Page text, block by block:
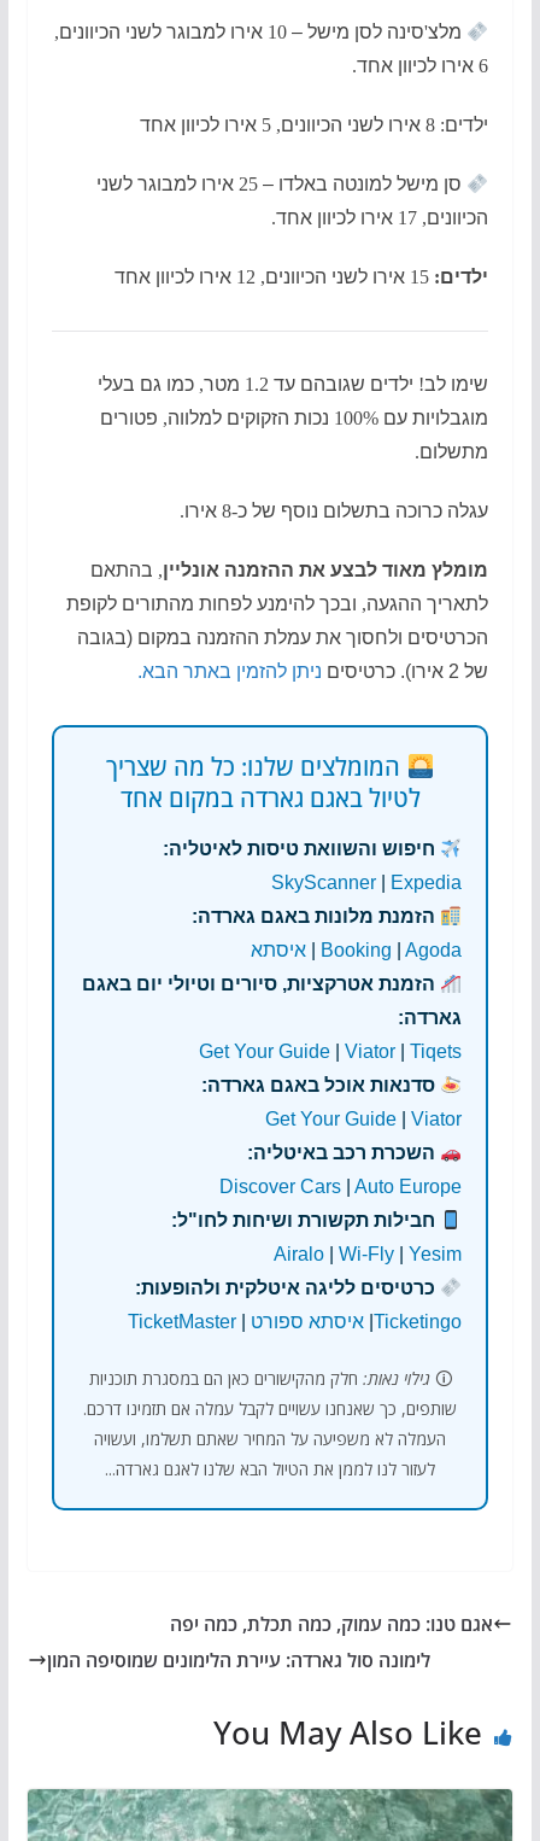
מלצ'סינה לסן מישל – 10 אירו למבוגר לשני הכיוונים,
6 אירו לכיוון אחד.
ילדים: 8 אירו לשני הכיוונים, 5 אירו לכיוון אחד
סן מישל למונטה באלדו – 25 אירו למבוגר לשני
הכיוונים, 17 אירו לכיוון אחד.
ילדים: אירו לשני הכיוונים, 12 אירו לכיוון אחד
שימו לב! ילדים שגובהם עד 1.2 מטר, כמו גם בעלי
מוגבלויות עם 100% נכות הזקוקים למלווה, פטורים
מתשלום.
עגלה כרוכה בתשלום נוסף של כ-8 אירו.
מומלץ מאוד לבצע את ההזמנה אונליין, בהתאם
לתאריך ההגעה, ובכך להימנע לפחות מהתורים לקופת
הכרטיסים ולחסוך את עמלת ההזמנה במקום (בגובה
של 2 אירו). כרטיסים
ניתן להזמין באתר הבא.
המומלצים שלנו: כל מה שצריך
לטיול באגם גארדה במקום אחד
חיפוש והשוואת טיסות לאיטליה:
SkyScanner
Expedia
הזמנת מלונות באגם גארדה:
Booking |Agoda
איסתא
הזמנת אטרקציות, סיורים וטיולי יום באגם
גארדה:
Get Your Guide |Viator |Tiqets
סדנאות אוכל באגם גארדה:
Get Your Guide |Viator
השכרת רכב באיטליה:
Discover Cars |Auto Europe
חבילות תקשורת ושיחות לחו"ל:
Airalo |Wi-Fly |Yesim
כרטיסים לליגה איטלקית ולהופעות:
Ticketingo
| איסתא ספורט TicketMaster
🛈גילוי נאות: חלק מהקישורים כאן הם במסגרת תוכניות
שותפים, כך שאנחנו עשויים לקבל עמלה אם תזמינו דרכם.
העמלה לא משפיעה על המחיר שאתם תשלמו, ועשויה
לעזור לנו לממן את הטיול הבא שלנו לאגם גארדה...
אגם טנו: כמה עמוק, כמה תכלת, כמה יפה
לימונה סול גארדה: עיירת הלימונים שמוסיפה המון
You May Also Like